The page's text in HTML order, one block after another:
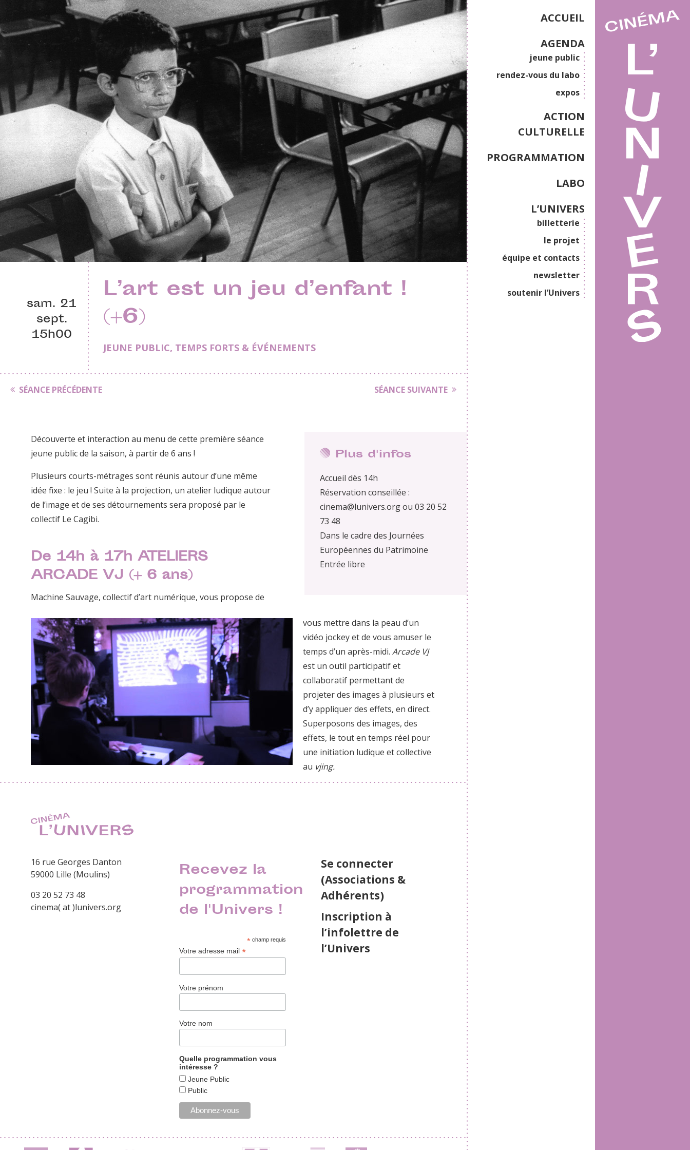
ACCUEIL
AGENDA
jeune public
rendez-vous du labo
expos
ACTION
CULTURELLE
PROGRAMMATION
LABO
L’UNIVERS
billetterie
le projet
équipe et contacts
newsletter
soutenir l’Univers
sam. 21
sept.
15h00
L’art est un jeu d’enfant !
(+6)
JEUNE PUBLIC, TEMPS FORTS & ÉVÉNEMENTS
SÉANCE PRÉCÉDENTE SÉANCE SUIVANTE
Plus d'infos
Accueil dès 14h
Réservation conseillée :
cinema@lunivers.org ou 03 20 52
73 48
Dans le cadre des Journées
Européennes du Patrimoine
Entrée libre
Découverte et interaction au menu de cette première séance
jeune public de la saison, à partir de 6 ans !
Plusieurs courts-métrages sont réunis autour d’une même
idée fixe : le jeu ! Suite à la projection, un atelier ludique autour
de l’image et de ses détournements sera proposé par le
collectif Le Cagibi.
De 14h à 17h ATELIERS
ARCADE VJ (+ 6 ans)
Machine Sauvage, collectif d’art numérique, vous propose de
vous mettre dans la peau d’un
vidéo jockey et de vous amuser le
temps d’un après-midi. Arcade VJ
est un outil participatif et
collaboratif permettant de
projeter des images à plusieurs et
d’y appliquer des effets, en direct.
Superposons des images, des
effets, le tout en temps réel pour
une initiation ludique et collective
au vjing.
16 rue Georges Danton
59000 Lille (Moulins)
03 20 52 73 48
cinema( at )lunivers.org
Recevez la
programmation
de l'Univers !
*champ requis
Votre adresse mail*
Votre prénom
Votre nom
Quelle programmation vous
intéresse ?
Jeune Public
Public
Se connecter
(Associations &
Adhérents)
Inscription à
l’infolettre de
l’Univers